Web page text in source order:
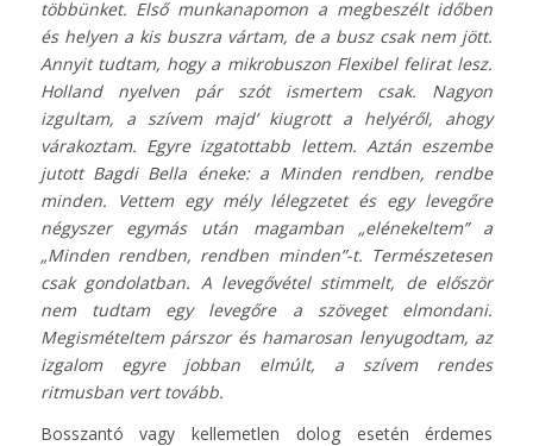
többünket. Első munkanapomon a megbeszélt időben
és helyen a kis buszra vártam, de a busz csak nem jött.
Annyit tudtam, hogy a mikrobuszon Flexibel felirat lesz.
Holland nyelven pár szót ismertem csak. Nagyon
izgultam, a szívem majd’ kiugrott a helyéről, ahogy
várakoztam. Egyre izgatottabb lettem. Aztán eszembe
jutott Bagdi Bella éneke: a Minden rendben, rendbe
minden. Vettem egy mély lélegzetet és egy levegőre
négyszer egymás után magamban „elénekeltem” a
„Minden rendben, rendben minden”-t. Természetesen
csak gondolatban. A levegővétel stimmelt, de először
nem tudtam egy levegőre a szöveget elmondani.
Megismételtem párszor és hamarosan lenyugodtam, az
izgalom egyre jobban elmúlt, a szívem rendes
ritmusban vert tovább.
Bosszantó vagy kellemetlen dolog esetén érdemes